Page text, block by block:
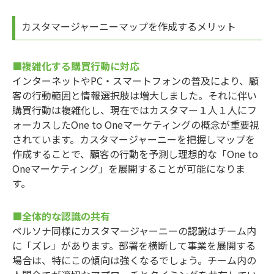
カスタマージャーニーマップを作成するメリット
■複雑化する購買行動に対応
インターネットやPC・スマートフォンの普及により、顧
客の行動範囲と情報選択肢は増大しました。それに伴い
購買行動は複雑化し、現在ではカスタマー１人１人にフ
ォーカスしたOne to Oneマーケティングの概念が重要視
されています。カスタマージャーニーを把握しマップを
作成することで、顧客の行動を予測し理想的な「One to
Oneマーケティング」を展開することが可能になりま
す。
■全体的な認識の共有
ペルソナ同様にカスタマージャーニーの認識はチーム内
に「ズレ」があります。部署を横断して事業を展開する
場合は、特にこの傾向は強くなるでしょう。チーム内の